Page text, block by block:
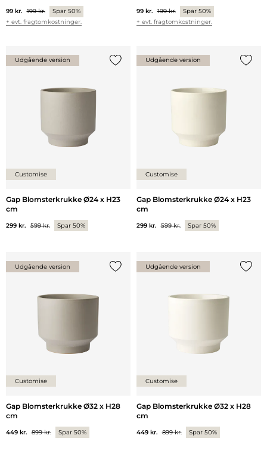
99 kr. 199 kr.
Spar 50%
+ evt. fragtomkostninger.
99 kr. 199 kr.
Spar 50%
+ evt. fragtomkostninger.
Udgående version
Customise
Gap Blomsterkrukke Ø24 x H23
cm
299 kr. 599 kr. Spar 50%
Udgående version
Customise
Gap Blomsterkrukke Ø24 x H23
cm
299 kr. 599 kr. Spar 50%
Udgående version
Customise
Gap Blomsterkrukke Ø32 x H28
cm
449 kr. 899 kr. Spar 50%
Udgående version
Customise
Gap Blomsterkrukke Ø32 x H28
cm
449 kr. 899 kr. Spar 50%